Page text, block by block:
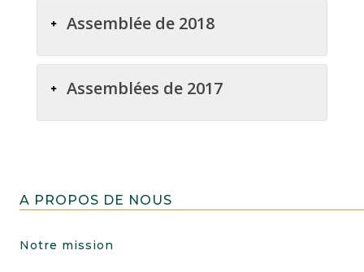
Assemblée de 2018
Assemblées de 2017
A PROPOS DE NOUS
Notre mission